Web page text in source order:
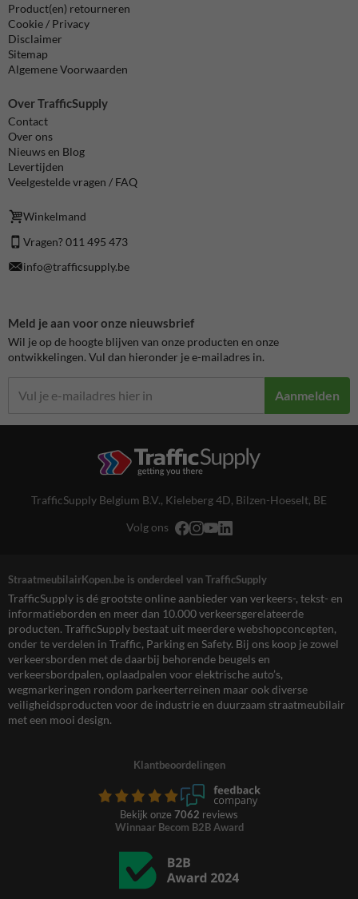
Product(en) retourneren
Cookie / Privacy
Disclaimer
Sitemap
Algemene Voorwaarden
Over TrafficSupply
Contact
Over ons
Nieuws en Blog
Levertijden
Veelgestelde vragen / FAQ
Winkelmand
Vragen? 011 495 473
info@trafficsupply.be
Meld je aan voor onze nieuwsbrief
Wil je op de hoogte blijven van onze producten en onze
ontwikkelingen. Vul dan hieronder je e-mailadres in.
Aanmelden
TrafficSupply Belgium B.V., Kieleberg 4D, Bilzen-Hoeselt, BE
Volg ons
StraatmeubilairKopen.be is onderdeel van TrafficSupply
TrafficSupply is dé grootste online aanbieder van verkeers-, tekst- en
informatieborden en meer dan 10.000 verkeersgerelateerde
producten. TrafficSupply bestaat uit meerdere webshopconcepten,
onder te verdelen in Traffic, Parking en Safety. Bij ons koop je zowel
verkeersborden met de daarbij behorende beugels en
verkeersbordpalen, oplaadpalen voor elektrische auto’s,
wegmarkeringen rondom parkeerterreinen maar ook diverse
veiligheidsproducten voor de industrie en duurzaam straatmeubilair
met een mooi design.
Klantbeoordelingen
Bekijk onze 7062 reviews
Winnaar Becom B2B Award